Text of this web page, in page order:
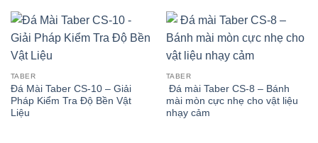
TABER
Đá Mài Taber CS-10 – Giải
Pháp Kiểm Tra Độ Bền Vật
Liệu
TABER
Đá mài Taber CS-8 – Bánh
mài mòn cực nhẹ cho vật liệu
nhạy cảm